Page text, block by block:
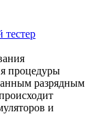
процедуры
разрядным
и